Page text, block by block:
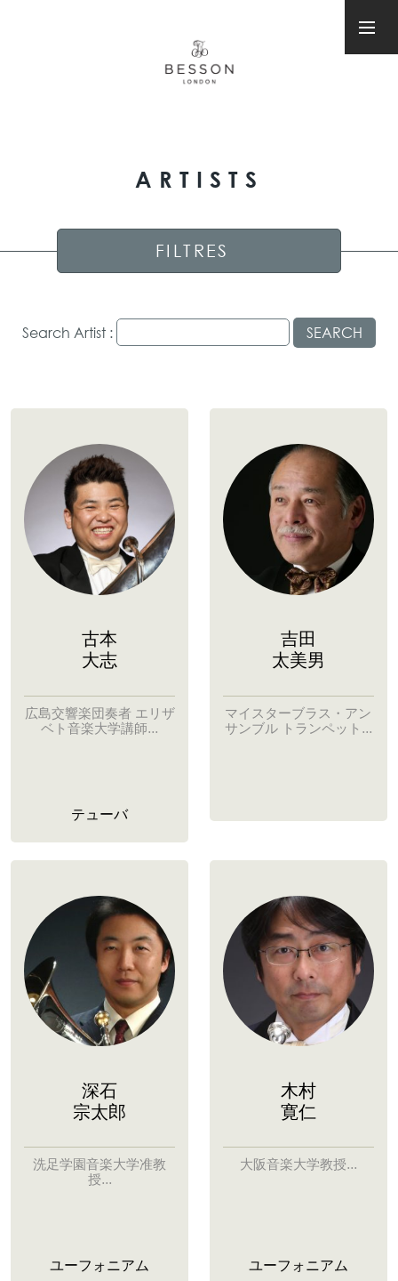
ARTISTS
FILTRES
Search Artist : SEARCH
古本
大志
広島交響楽団奏者 エリザ
ベト音楽大学講師...
テューバ
吉田
太美男
マイスターブラス・アン
サンブル トランペット...
深石
宗太郎
洗足学園音楽大学准教
授...
ユーフォニアム
木村
寛仁
大阪音楽大学教授...
ユーフォニアム